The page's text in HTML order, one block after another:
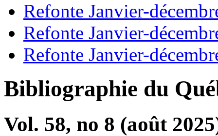
Refonte Janvier-
Refonte Janvier-
Refonte Janvier-
Bibliographie du
Vol. 58, no 8 (août